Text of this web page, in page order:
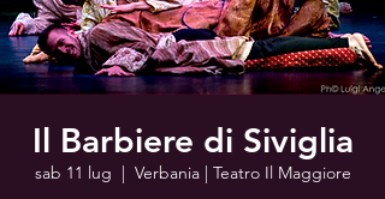
Il Barbiere di Siviglia
sab 11 lug
  |
Verbania | Teatro Il Maggiore